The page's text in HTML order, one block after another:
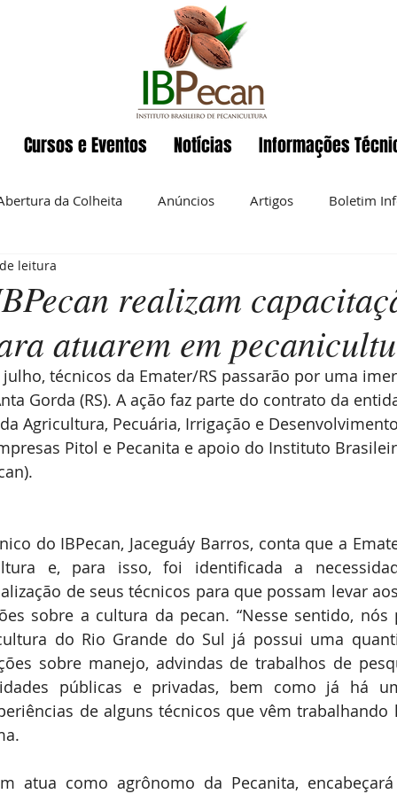
Cursos e Eventos Notícias Informações
da Colheita Anúncios Artigos Boletim
Noz-pecan Notícias Nutrição O
Expointer Festividades
realizam
atuarem em
leitura
técnicos da Emater/RS passarão por uma
Gorda (RS). A ação faz parte do contrato da
Agricultura, Pecuária, Irrigação e
Pitol e Pecanita e apoio do Instituto
do IBPecan, Jaceguáy Barros, conta que a
e, para isso, foi identificada a
de seus técnicos para que possam levar
sobre a cultura da pecan. “Nesse sentido, nós
do Rio Grande do Sul já possui uma
sobre manejo, advindas de trabalhos de
públicas e privadas, bem como já há
de alguns técnicos que vêm
atua como agrônomo da Pecanita,